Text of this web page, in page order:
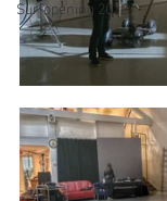
Surfopening 2020